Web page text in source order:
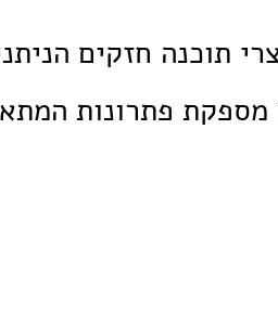
תוכנה חזקים
פתרונות